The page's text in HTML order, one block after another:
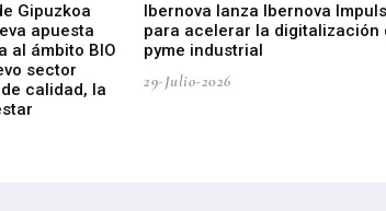
Gipuzkoa
apuesta
al ámbito BIO
sector
calidad, la
Ibernova lanza Ibernova
para acelerar la digitalización
pyme industrial
29-Julio-2026